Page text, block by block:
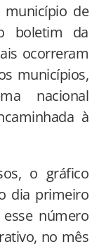
de
boletim da
ocorreram
municípios,
nacional
à
o gráfico
dia primeiro
número
no mês